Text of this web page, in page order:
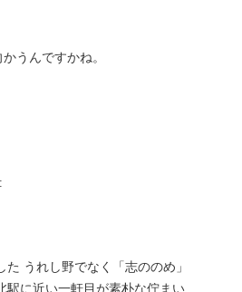
うんですかね。
うれし野でなく「志ののめ」
駅に近い一軒目が素朴な佇まい